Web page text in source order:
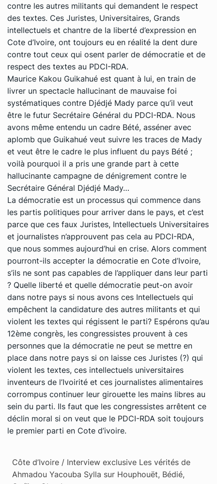
contre les autres militants qui demandent le respect
des textes. Ces Juristes, Universitaires, Grands
intellectuels et chantre de la liberté d’expression en
Cote d’Ivoire, ont toujours eu en réalité la dent dure
contre tout ceux qui osent parler de démocratie et de
respect des textes au PDCI-RDA.
Maurice Kakou Guikahué est quant à lui, en train de
livrer un spectacle hallucinant de mauvaise foi
systématiques contre Djédjé Mady parce qu’il veut
être le futur Secrétaire Général du PDCI-RDA. Nous
avons même entendu un cadre Bété, asséner avec
aplomb que Guikahué veut suivre les traces de Mady
et veut être le cadre le plus influent du pays Bété ;
voilà pourquoi il a pris une grande part à cette
hallucinante campagne de dénigrement contre le
Secrétaire Général Djédjé Mady…
La démocratie est un processus qui commence dans
les partis politiques pour arriver dans le pays, et c’est
parce que ces faux Juristes, Intellectuels Universitaires
et journalistes n’approuvent pas cela au PDCI-RDA,
que nous sommes aujourd’hui en crise. Alors comment
pourront-ils accepter la démocratie en Cote d’Ivoire,
s’ils ne sont pas capables de l’appliquer dans leur parti
? Quelle liberté et quelle démocratie peut-on avoir
dans notre pays si nous avons ces Intellectuels qui
empêchent la candidature des autres militants et qui
violent les textes qui régissent le parti? Espérons qu’au
12ème congrès, les congressistes prouvent à ces
personnes que la démocratie ne peut se mettre en
place dans notre pays si on laisse ces Juristes (?) qui
violent les textes, ces intellectuels universitaires
inventeurs de l’Ivoirité et ces journalistes alimentaires
corrompus continuer leur girouette les mains libres au
sein du parti. Ils faut que les congressistes arrêtent ce
déclin moral si on veut que le PDCI-RDA soit toujours
le premier parti en Cote d’ivoire.
Côte d’Ivoire / Interview exclusive Les vérités de
Ahmadou Yacouba Sylla sur Houphouët, Bédié,